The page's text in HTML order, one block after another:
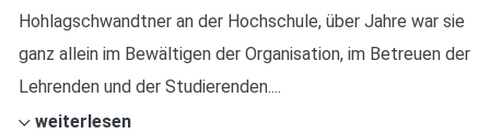
Hohlagschwandtner an der Hochschule, über Jahre war sie
ganz allein im Bewältigen der Organisation, im Betreuen der
Lehrenden und der Studierenden....
weiterlesen